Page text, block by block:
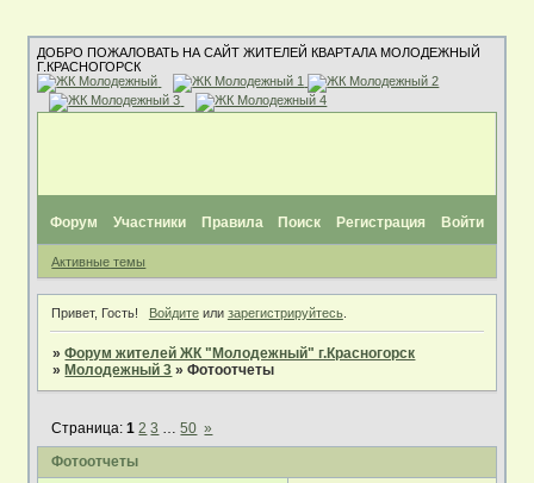
ДОБРО ПОЖАЛОВАТЬ НА САЙТ ЖИТЕЛЕЙ КВАРТАЛА МОЛОДЕЖНЫЙ
Г.КРАСНОГОРСК
Форум Участники Правила Поиск Регистрация Войти
Активные темы
Привет, Гость! Войдитеили зарегистрируйтесь.
»Форум жителей ЖК "Молодежный" г.Красногорск
» Молодежный 3 »Фотоотчеты
Фотоотчеты
Страница:1 2 3 50 »